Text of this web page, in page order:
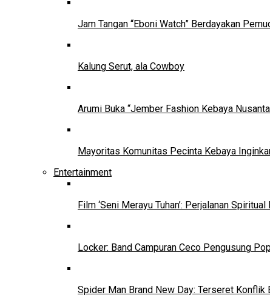
Jam Tangan “Eboni Watch” Berdayakan
Kalung Serut, ala Cowboy
Arumi Buka “Jember Fashion Kebaya
Mayoritas Komunitas Pecinta Kebaya
Entertainment
Film ‘Seni Merayu Tuhan’: Perjalanan
Locker: Band Campuran Ceco Pengusung
Spider Man Brand New Day: Terseret Konflik